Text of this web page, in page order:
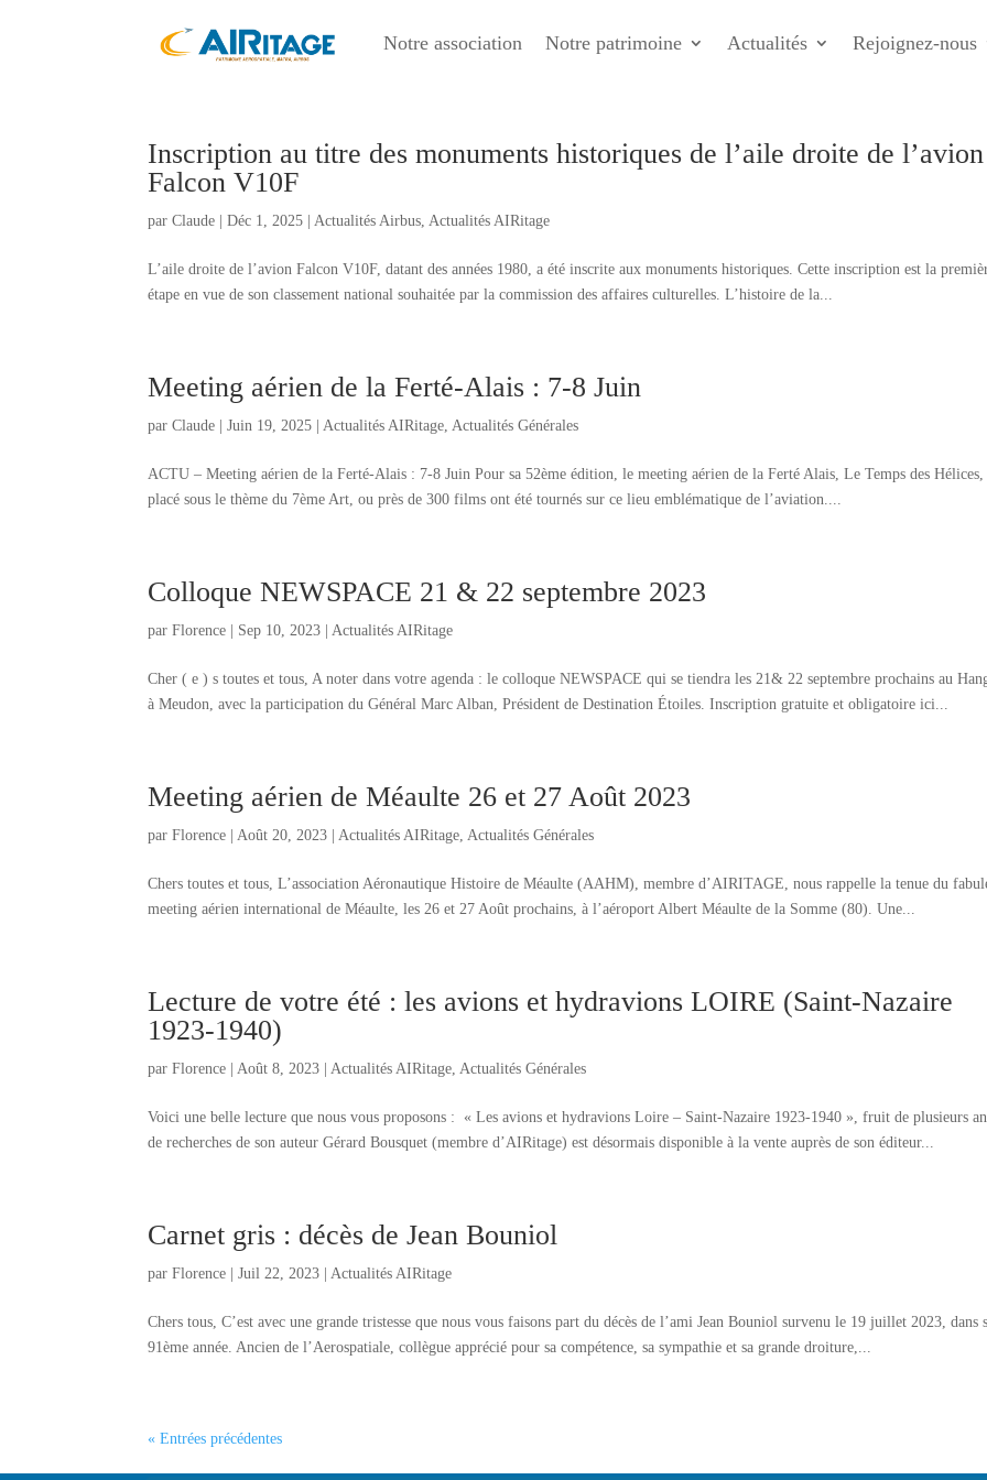
Notre association Notre patrimoine Actualités Rejoignez-nous
Inscription au titre des monuments historiques de l’aile droite de l’avion
Falcon V10F
parClaude |Déc 1, 2025 |Actualités Airbus,Actualités AIRitage
L’aile droite de l’avion Falcon V10F, datant des années 1980, a été inscrite aux monuments historiques. Cette inscription est la
étape en vue de son classement national souhaitée par la commission des affaires culturelles. L’histoire de la...
Meeting aérien de la Ferté-Alais : 7-8 Juin
parClaude |Juin 19, 2025 |Actualités AIRitage,Actualités Générales
ACTU – Meeting aérien de la Ferté-Alais : 7-8 Juin Pour sa 52ème édition, le meeting aérien de la Ferté Alais, Le Temps des Hélices,
placé sous le thème du 7ème Art, ou près de 300 films ont été tournés sur ce lieu emblématique de l’aviation....
Colloque NEWSPACE 21 & 22 septembre 2023
parFlorence Sep 10, 2023 |Actualités AIRitage
Cher ( e ) s toutes et tous, A noter dans votre agenda : le colloque NEWSPACE qui se tiendra les 21& 22 septembre prochains au
à Meudon, avec la participation du Général Marc Alban, Président de Destination Étoiles. Inscription gratuite et obligatoire ici...
Meeting aérien de Méaulte 26 et 27 Août 2023
parFlorence |Août 20, 2023 |Actualités AIRitage,Actualités Générales
Chers toutes et tous, L’association Aéronautique Histoire de Méaulte (AAHM), membre d’AIRITAGE, nous rappelle la tenue du
meeting aérien international de Méaulte, les 26 et 27 Août prochains, à l’aéroport Albert Méaulte de la Somme (80). Une...
Lecture de votre été : les avions et hydravions LOIRE (Saint-Nazaire
1923-1940)
parFlorence |Août 8, 2023 |Actualités AIRitage,Actualités Générales
Voici une belle lecture que nous vous proposons : « Les avions et hydravions Loire – Saint-Nazaire 1923-1940 », fruit de plusieurs
de recherches de son auteur Gérard Bousquet (membre d’AIRitage) est désormais disponible à la vente auprès de son éditeur...
Carnet gris : décès de Jean Bouniol
parFlorence |Juil 22, 2023 |Actualités AIRitage
Chers tous, C’est avec une grande tristesse que nous vous faisons part du décès de l’ami Jean Bouniol survenu le 19 juillet 2023, dans
91ème année. Ancien de l’Aerospatiale, collègue apprécié pour sa compétence, sa sympathie et sa grande droiture,...
« Entrées précédentes